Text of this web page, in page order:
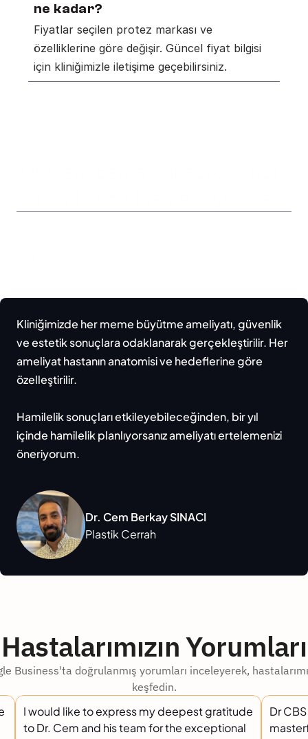
ne kadar?
Fiyatlar seçilen protez markası ve
özelliklerine göre değişir. Güncel fiyat bilgisi
için kliniğimizle iletişime geçebilirsiniz.
hakkında bilgi veriyor.
Kliniğimizde her meme büyütme ameliyatı, güvenlik
ve estetik sonuçlara odaklanarak gerçekleştirilir. Her
ameliyat hastanın anatomisi ve hedeflerine göre
özelleştirilir.
Hamilelik sonuçları etkileyebileceğinden, bir yıl
içinde hamilelik planlıyorsanız ameliyatı ertelemenizi
öneriyorum.
Dr. Cem Berkay SINACI
Plastik Cerrah
Hastalarımızın Yorumları
Business'ta doğrulanmış yorumları inceleyerek,
keşfedin.
I would like to express my deepest gratitude
to Dr. Cem and his team for the exceptional
Dr